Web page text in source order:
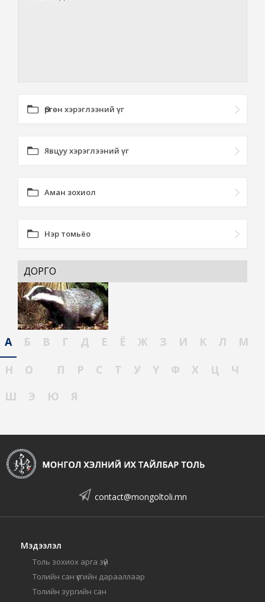
Өргөн хэрэглээний үг
Явцуу хэрэглээний үг
Аман зохиол
Нэр томьёо
ДОРГО
А Б В Г Д Е Ё Ж З И К Л
М
Н
О П Р С Т У Ү Ф Х Ц
Ч
Ш
Э Ю Я
contact@mongoltoli.mn
Мэдээлэл
Толь зохиох арга зүй
Толийн сан үсгийн дарааллаар
Толийн зургийн сан